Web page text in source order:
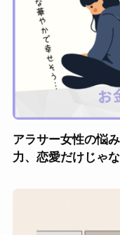
アラサー女性の悩
力、恋愛だけじゃな